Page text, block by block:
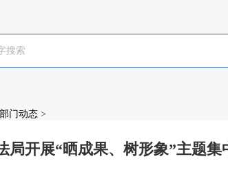
部门动态 >
局开展“晒成果、树形象”主题集